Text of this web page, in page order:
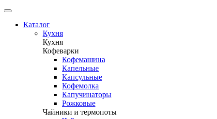
Каталог
Кухня
Кухня
Кофеварки
Кофемашина
Капельные
Капсульные
Кофемолка
Капучинаторы
Рожковые
Чайники и термопоты